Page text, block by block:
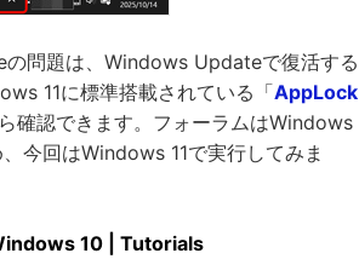
問題は、Windows Updateで復活する
11に標準搭載されている「AppLock
確認できます。フォーラムはWindows
今回はWindows 11で実行してみま
10 | Tutorials